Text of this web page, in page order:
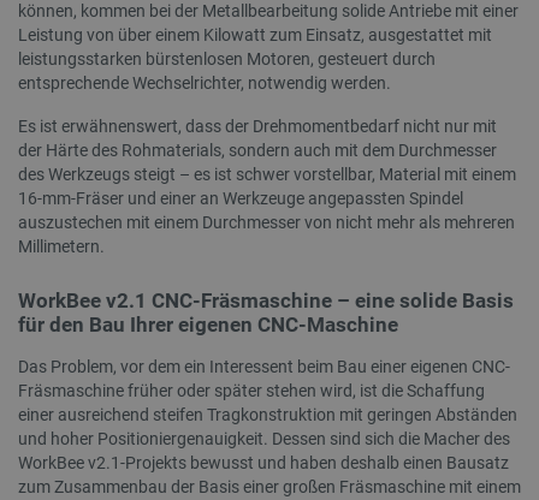
können, kommen bei der Metallbearbeitung solide Antriebe mit einer
Leistung von über einem Kilowatt zum Einsatz, ausgestattet mit
leistungsstarken bürstenlosen Motoren, gesteuert durch
entsprechende Wechselrichter, notwendig werden.
Es ist erwähnenswert, dass der Drehmomentbedarf nicht nur mit
der Härte des Rohmaterials, sondern auch mit dem Durchmesser
des Werkzeugs steigt – es ist schwer vorstellbar, Material mit einem
16-mm-Fräser und einer an Werkzeuge angepassten Spindel
auszustechen mit einem Durchmesser von nicht mehr als mehreren
Millimetern.
WorkBee v2.1 CNC-Fräsmaschine – eine solide Basis
für den Bau Ihrer eigenen CNC-Maschine
Das Problem, vor dem ein Interessent beim Bau einer eigenen CNC-
Fräsmaschine früher oder später stehen wird, ist die Schaffung
einer ausreichend steifen Tragkonstruktion mit geringen Abständen
und hoher Positioniergenauigkeit. Dessen sind sich die Macher des
WorkBee v2.1-Projekts bewusst und haben deshalb einen Bausatz
zum Zusammenbau der Basis einer großen Fräsmaschine mit einem
FUNKTIONALITÄT
Unbedingt erforderlich
Targeting Funktionalität
Unbedingt erforderliche Cookies ermöglichen
die Website nicht ordnungsgemäß verwendet
werden.
Name
Domäne
VISITOR_PRIVACY_METADATA
.youtube.com